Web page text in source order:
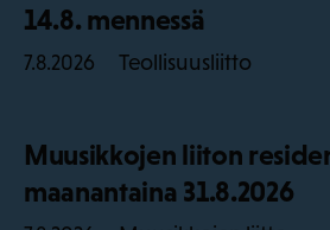
14.8. mennessä
7.8.2026 Teollisuusliitto
Muusikkojen liiton
maanantaina 31.8.2026